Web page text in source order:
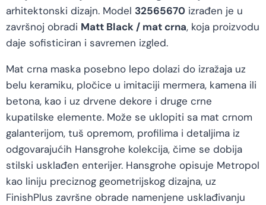
arhitektonski dizajn. Model 32565670 izrađen je u
završnoj obradi Matt Black / mat crna, koja proizvodu
daje sofisticiran i savremen izgled.
Mat crna maska posebno lepo dolazi do izražaja uz
belu keramiku, pločice u imitaciji mermera, kamena ili
betona, kao i uz drvene dekore i druge crne
kupatilske elemente. Može se uklopiti sa mat crnom
galanterijom, tuš opremom, profilima i detaljima iz
odgovarajućih Hansgrohe kolekcija, čime se dobija
stilski usklađen enterijer. Hansgrohe opisuje Metropol
kao liniju preciznog geometrijskog dizajna, uz
FinishPlus završne obrade namenjene usklađivanju